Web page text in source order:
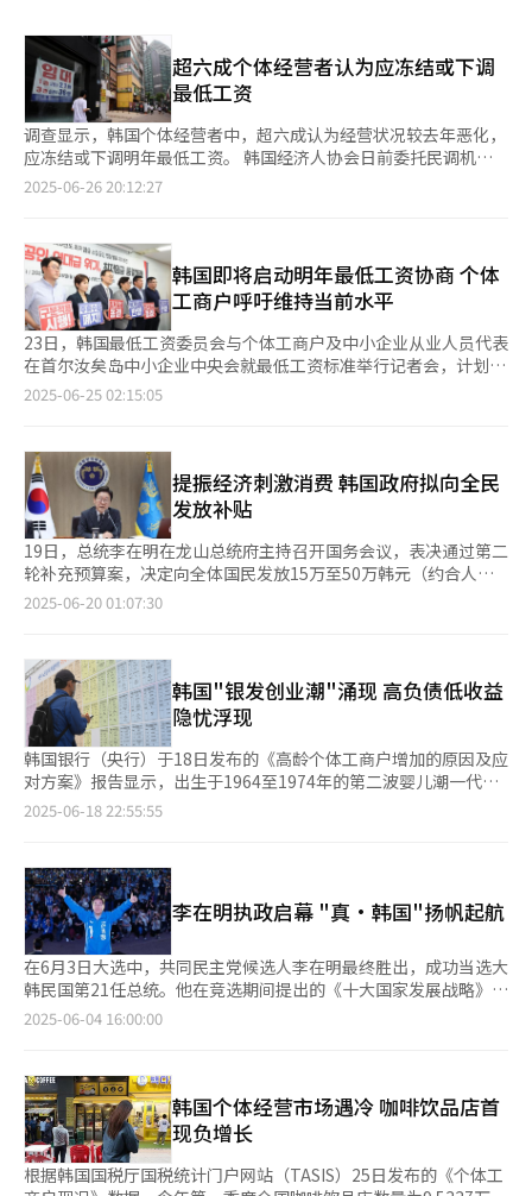
超六成个体经营者认为应冻结或下调
最低工资
调查显示，韩国个体经营者中，超六成认为经营状况较去年恶化，
应冻结或下调明年最低工资。 韩国经济人协会日前委托民调机构
Mono Research面向全国500名个体经营者实施调查，于26日发
有所改善。 对于目前最低工资是否造成经营负担的提问，50%的
受访者表示负担较重，30.6%表示一般，19.4%表示没有负担。 从
行业分类来看，住宿餐饮业（64.2%）、批发零售业（519%）、
教育服务业（50%）和制造业（48.4%）等表示负担沉重。 调查
还显示，59.2%的受访者认为应冻结或下调明年的最低工资，其中
住宿餐饮业支持冻结最低工资的比重最高，达59.3%，其次依次为
批发零售业（44.9%）、建筑房地产业（42.7%）、教育服务业
（41.7%）等。 在排除冻结和下调选项后，有关最低工资涨幅的调
下，65%的受访者表示当前已无扩大雇佣的能力。 月平均收入调
查一项，30.4%的受访者称收入低于最低工资标准，即按每周工作
40小时计算月收入为209.627万韩元（约合人民币1.1万元），
20.4%为250万至300万韩元以下，18.8%为最低工资标准以上、
250万韩元以下，11.6%为350万至400万韩元（11.6%）等。 有
关最低工资制度的改进方向，受访者给出的建议主要有根据经济形
势限制涨幅、按行业和地区制定差异化标准等。
2025-06-26 20:12:27
韩国即将启动明年最低工资协商 个体
工商户呼吁维持当前水平
23日，韩国最低工资委员会与个体工商户及中小企业从业人员代表
在首尔汝矣岛中小企业中央会就最低工资标准举行记者会，计划自
本月26日起协商明年最低工资标准。韩国经济长期低迷，资方强烈
资方在记者会上声明称，韩国最低时薪持续上涨而未考虑中小企业
及个体工商户的资金周转，与其他国家相比已经属于偏高水平，导
致多数个体工商户与中小企业经营难以为继，明年最低工资理应维
持当前水平。 韩国个体工商户联合会在今年4月11日至5月6日期间
面向全国千余家个体工商户进行调查，并于24日发布结果显示，个
体工商户正在面临比1997年亚洲金融危机与新冠疫情时期更加严
峻的困境。今年个体工商户月均营收为854万韩元，较2023年的
1231万韩元骤减30%，营业利润则从279.5万韩元下滑25%至
需低迷。此外，个体工商户贷款规模自2019年底的738万亿韩元激
增50%至今年第一季度的1112万亿韩元。国税厅资料显示，2023
年全国申报综合所得税的个体工商户达772万人，平均年收入为
1859万韩元，折算成月薪仅为155万韩元。 个体工商户业界指
出，今年停业商户数量或首破百万，如果中小企业与个体工商户持
续陷入困境，就业市场也可能随之遭受冲击，因此最低工资有必要
维持当前水平。 某品牌参鸡汤连锁店代表金学顺（音）表
示：“像我们这样的小餐馆，如果人力成本继续上涨，经营会难以
关部门应该对上调最低工资进行重新审视。” 另外，对于长期呼
吁的“工资分级适用制度”，个体工商户业界表示，资方委员提议
对部分难以承受当前最低工资标准的行业实行工资分级，但最终未
能落实。对于明年最低工资的调整，委员会还需开展专项调查并进
行深入研讨。
2025-06-25 02:15:05
提振经济刺激消费 韩国政府拟向全民
发放补贴
19日，总统李在明在龙山总统府主持召开国务会议，表决通过第二
轮补充预算案，决定向全体国民发放15万至50万韩元（约合人民
币780元至2600元）的“民生恢复消费券”。 收入水平10%上游
大地区商品券发行规模，为减轻个体工商户的债务负担，将启
动“坏账银行”（债务调整机制），免除拖欠7年以上、5000万韩
元以下的债务。 这是李在明政府成立仅半个月后出台的首个补充
预算案，政府将把今年的财政支出预算扩大20.2万亿韩元，再加上
用于弥补税收缺口的新增预算（10.3万亿韩元），补充预算规模达
30.5万亿韩元。若算上上月1日获得国会通过的首次补充预算案，
政府总支出将从原先的673.3万亿韩元增至702万亿韩元，首次超
过700万亿韩元。 政府计划于本月23日向国会提交上述补充预算
下月初提交国会全体会议处理。 补充预算的核心聚焦提振经济，
加强居民消费能力。全民消费券将分两次发放，每人15至50万韩
元。发放形式为非现金，可在地区爱心商品券、预付卡、信用卡、
借记卡中任选其一，具体发放使用方案将由有关部门最终决定。
此外，购买高效能家电费用将返还10%，还将发放780万张住宿、
电影、体育设施、美术展览、艺术表演消费券。
2025-06-20 01:07:30
韩国"银发创业潮"涌现 高负债低收益
隐忧浮现
韩国银行（央行）于18日发布的《高龄个体工商户增加的原因及应
对方案》报告显示，出生于1964至1974年的第二波婴儿潮一代共
954万人，正式步入退休阶段。 据报告，2023年韩国个体工商户
普遍经济规模较小。报告指出，发达国家由于制造业和服务业的大
规模发展，能够创造更多元化的薪资就业岗位，因此个体工商户占
比相对较低。而韩国在经济规模持续扩大的背景下，个体工商户在
就业结构中的占比仍然维持在较高水平。 统计数据显示，2000至
2014年期间，个体工商户占就业人口比例年均下降0.4个百分点，
而2015至2024年期间，这一降幅放缓至年均0.23个百分点。报告
分析，随着第一波婴儿潮一代（1955至1963年出生者）陆续退
休，60岁以上高龄个体工商户数量从2015年的142万人大幅增至
预计第二波婴儿潮一代退休人员中将有相当比例选择从事个体经
营。报告预测，截至2032年，60岁以上个体工商户数量将较2015
年增加约106万人，达248万人，约占全国就业人口总数的9%。
据悉，高龄个体工商户多数进入住宿餐饮、零售批发、建筑等极为
不稳定的行业，导致从业者面临市场竞争激烈、盈利能力薄弱、负
债率高等多重挑战。数据显示，60岁新晋个体工商户的累计负债率
2025-06-18 22:55:55
李在明执政启幕 "真·韩国"扬帆起航
在6月3日大选中，共同民主党候选人李在明最终胜出，成功当选大
韩民国第21任总统。他在竞选期间提出的《十大国家发展战略》成
为此次胜选的核心纲领，勾勒出一个全面改革国家结构、提升国民
大韩民国”。 ◆科技能源引领国家发展 李在明首先聚焦科技与能
源，提出通过跻身人工智能（AI）三大强国之一、设立AI单科大
学、投资100万亿韩元（约合人民币5236亿元）、建立国家AI数据
中心等举措，在任期内奠定“AI经济”根基。同时，他推动“能源
高速公路”建设，整合再生能源、储能设备与智能电网，树立截至
2025-06-04 16:00:00
韩国个体经营市场遇冷 咖啡饮品店首
现负增长
根据韩国国税厅国税统计门户网站（TASIS）25日发布的《个体工